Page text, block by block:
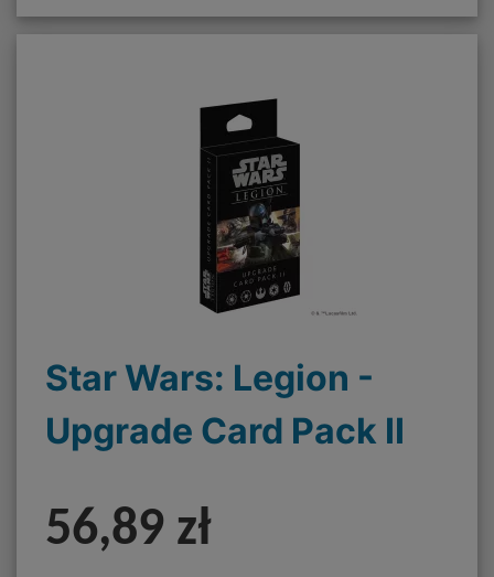
Star Wars: Legion -
Upgrade Card Pack II
56,89 zł